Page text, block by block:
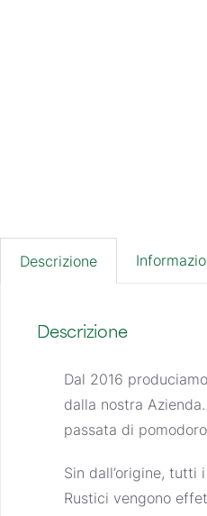
Descrizione
Descrizione
Dal 2016
dalla nostra
passata di
Sin dall’origine,
Rustici vengono